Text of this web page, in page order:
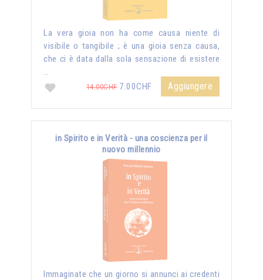
La vera gioia non ha come causa niente di
visibile o tangibile ; è una gioia senza causa,
che ci è data dalla sola sensazione di esistere
…
14.00CHF7.00CHF Aggiungere
in Spirito e in Verità - una coscienza per il
nuovo millennio
Immaginate che un giorno si annunci ai credenti